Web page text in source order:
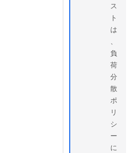
ス
ト
は
、
負
荷
分
散
ポ
リ
シ
ー
に